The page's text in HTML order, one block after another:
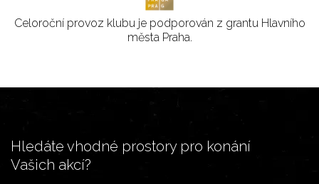
Celoroční provoz klubu je podporován z grantu Hlavního
města Praha.
Hledáte vhodné prostory pro konání
Vašich akcí?